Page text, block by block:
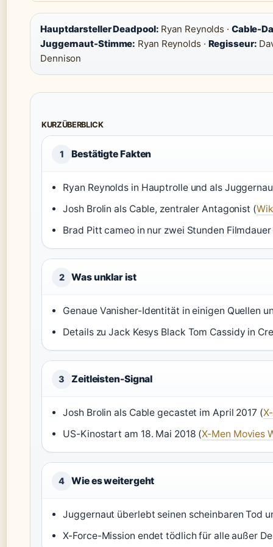
Hauptdarsteller Deadpool: Ryan Reynolds · Cable-
Juggernaut-Stimme: Ryan Reynolds · Regisseur:
Dennison
KURZÜBERBLICK
1 Bestätigte Fakten
Ryan Reynolds in Hauptrolle und als
Josh Brolin als Cable, zentraler Antagonist (
Brad Pitt cameo in nur zwei Stunden Filmdauer
2 Was unklar ist
Genaue Vanisher-Identität in einigen Quellen
Details zu Jack Kesys Black Tom Cassidy in
3 Zeitleisten-Signal
Josh Brolin als Cable gecastet im April 2017 (
US-Kinostart am 18. Mai 2018 (X-Men Movies
4 Wie es weitergeht
Juggernaut überlebt seinen scheinbaren Tod
X-Force-Mission endet tödlich für alle außer